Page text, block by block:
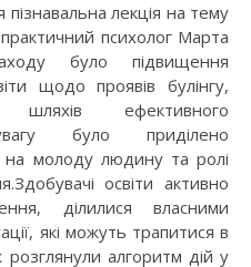
психолог Марта
було підвищення
щодо проявів булінгу,
ефективного
було приділено
на молоду людину та ролі
освіти активно
ділилися власними
які можуть трапитися в
алгоритм дій у